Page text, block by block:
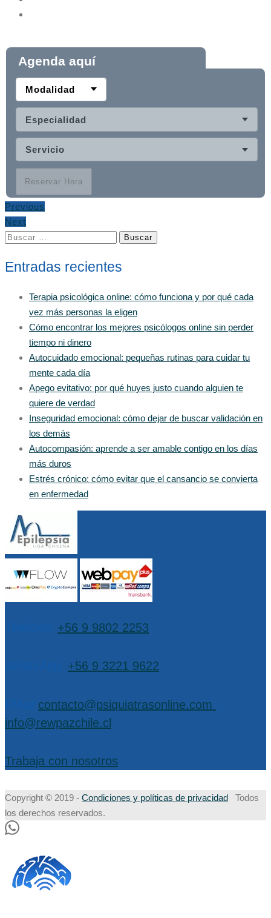
Agenda aquí
Modalidad
Especialidad
Servicio
Reservar Hora
Previous
Next
Buscar:
Entradas recientes
Terapia psicológica online: cómo funciona y por qué cada
vez más personas la eligen
Cómo encontrar los mejores psicólogos online sin perder
tiempo ni dinero
Autocuidado emocional: pequeñas rutinas para cuidar tu
mente cada día
Apego evitativo: por qué huyes justo cuando alguien te
quiere de verdad
Inseguridad emocional: cómo dejar de buscar validación en
los demás
Autocompasión: aprende a ser amable contigo en los días
más duros
Estrés crónico: cómo evitar que el cansancio se convierta
en enfermedad
+56 9 9802 2253
+56 9 3221 9622
contacto@psiquiatrasonline.com
info@rewpazchile.cl
Trabaja con nosotros
Copyright © 2019 - Condiciones y políticas de privacidad
Todos
los derechos reservados.